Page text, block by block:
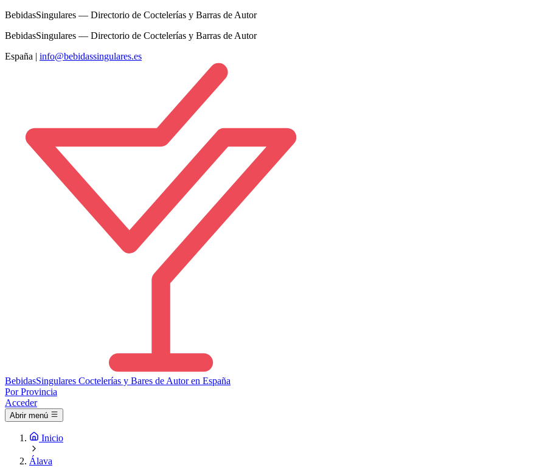
BebidasSingulares — Directorio de Coctelerías y Barras de Autor
BebidasSingulares — Directorio de Coctelerías y Barras de Autor
España | info@bebidassingulares.es
BebidasSingulares Coctelerías y Bares de Autor en España
Por Provincia
Acceder
Abrir menú
Inicio
Álava